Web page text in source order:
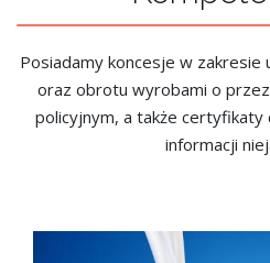
Posiadamy koncesje w zakresie
oraz obrotu wyrobami o
policyjnym, a także
informacji